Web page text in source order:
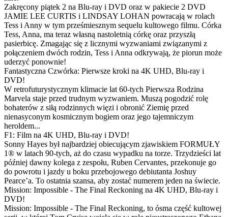
Zakręcony piątek 2 na Blu-ray i DVD oraz w pakiecie 2 DVD
JAMIE LEE CURTIS i LINDSAY LOHAN powracają w rolach
Tess i Anny w tym prześmiesznym sequelu kultowego filmu. Córka
Tess, Anna, ma teraz własną nastoletnią córkę oraz przyszłą
pasierbicę. Zmagając się z licznymi wyzwaniami związanymi z
połączeniem dwóch rodzin, Tess i Anna odkrywają, że piorun może
uderzyć ponownie!
Fantastyczna Czwórka: Pierwsze kroki na 4K UHD, Blu-ray i
DVD!
W retrofuturystycznym klimacie lat 60-tych Pierwsza Rodzina
Marvela staje przed trudnym wyzwaniem. Muszą pogodzić rolę
bohaterów z siłą rodzinnych więzi i obronić Ziemię przed
nienasyconym kosmicznym bogiem oraz jego tajemniczym
heroldem...
F1: Film na 4K UHD, Blu-ray i DVD!
Sonny Hayes był najbardziej obiecującym zjawiskiem FORMUŁY
1® w latach 90-tych, aż do czasu wypadku na torze. Trzydzieści lat
później dawny kolega z zespołu, Ruben Cervantes, przekonuje go
do powrotu i jazdy u boku przebojowego debiutanta Joshuy
Pearce’a. To ostatnia szansa, aby zostać numerem jeden na świecie.
Mission: Impossible - The Final Reckoning na 4K UHD, Blu-ray i
DVD!
Mission: Impossible - The Final Reckoning, to ósma część kultowej